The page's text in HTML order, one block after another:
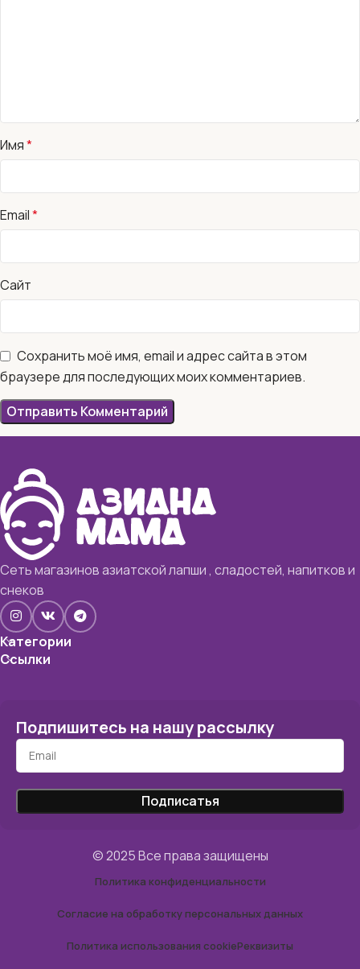
Имя*
Email*
Сайт
Сохранить моё имя, email и адрес сайта в этом
браузере для последующих моих комментариев.
Сеть магазинов азиатской лапши , сладостей, напитков и
снеков
Категории
Ссылки
Подпишитесь на нашу рассылку
© 2025 Все права защищены
Политика конфиденциальности
Согласие на обработку персональных данных
Политика использования cookieРеквизиты